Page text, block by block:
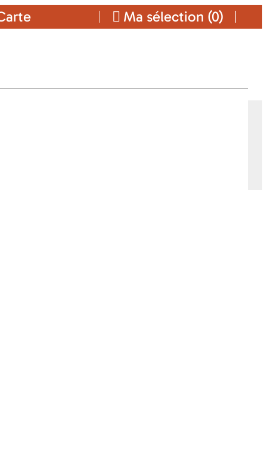
Ma sélection (0)